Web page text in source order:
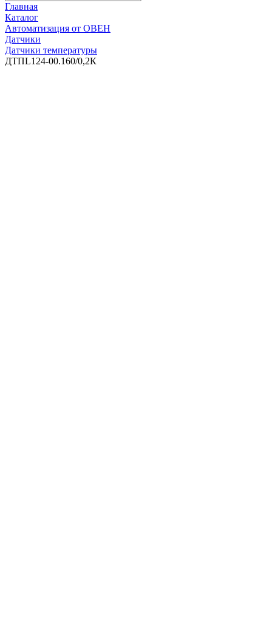
Главная
Каталог
Автоматизация от ОВЕН
Датчики
Датчики температуры
ДТПL124-00.160/0,2К